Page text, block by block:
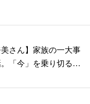
美さん】家族の一大事
「今」を乗り切る思